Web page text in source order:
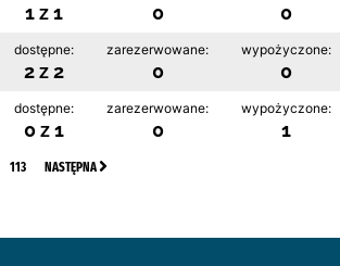
1 z 1 0 0
dostępne:
2 z 2
zarezerwowane:
0
wypożyczone:
0
dostępne:
0 z 1
zarezerwowane:
0
wypożyczone:
1
113 NASTĘPNA